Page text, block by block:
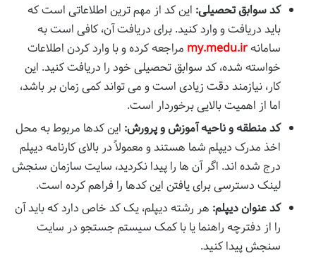
کد سوابق تحصیلی: این کد از مهم ترین اطلاعاتی است که
باید دریافت و وارد کنید. برای دریافت آن، کافی است به
سامانهmy.medu.ir مراجعه کرده و با وارد کردن اطلاعات
خواسته شده، کد سوابق تحصیلی خود را دریافت کنید. این
کار، نیازمند دقت زیادی است و می تواند کمی زمان بر باشد،
اما از اهمیت بالایی برخوردار است.
کد منطقه و ناحیه آموزش و پرورش: این کدها مربوط به محل
اخذ مدرک دیپلم شما هستند و معمولاً در بالای کارنامه دیپلم
درج شده اند. اگر آن ها را پیدا نکردید، سایت سازمان سنجش
لینک دسترسی برای یافتن این کدها را فراهم کرده است.
کد عنوان دیپلم: هر رشته دیپلم، یک کد خاص دارد که باید آن
را از دفترچه راهنما یا با کمک سیستم جستجو در سایت
سنجش پیدا کنید.